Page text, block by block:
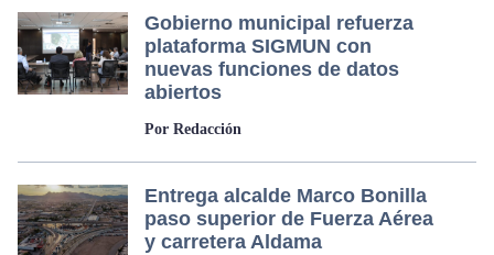
Gobierno municipal refuerza
plataforma SIGMUN con
nuevas funciones de datos
abiertos
Por Redacción
Entrega alcalde Marco Bonilla
paso superior de Fuerza Aérea
y carretera Aldama